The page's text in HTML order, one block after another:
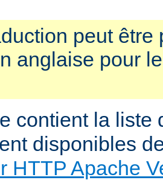
peut être
anglaise pour
contient la liste
disponibles
HTTP Apache